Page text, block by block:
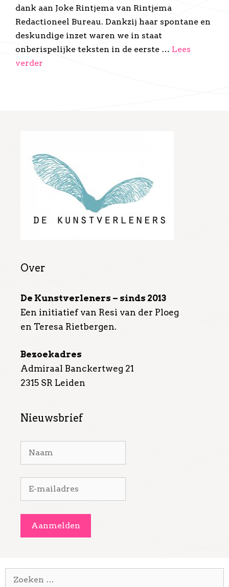
dank aan Joke Rintjema van Rintjema
Redactioneel Bureau. Dankzij haar spontane en
deskundige inzet waren we in staat
onberispelijke teksten in de eerste … Lees
verder
Over
De Kunstverleners – sinds 2013
Een initiatief van Resi van der Ploeg
en Teresa Rietbergen.
Bezoekadres
Admiraal Banckertweg 21
2315 SR Leiden
Nieuwsbrief